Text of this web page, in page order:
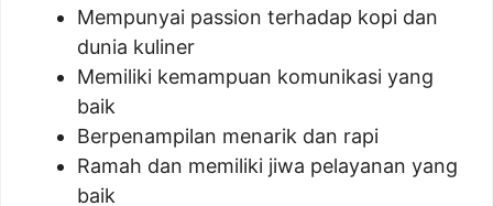
Mempunyai passion terhadap kopi dan
dunia kuliner
Memiliki kemampuan komunikasi yang
baik
Berpenampilan menarik dan rapi
Ramah dan memiliki jiwa pelayanan yang
baik